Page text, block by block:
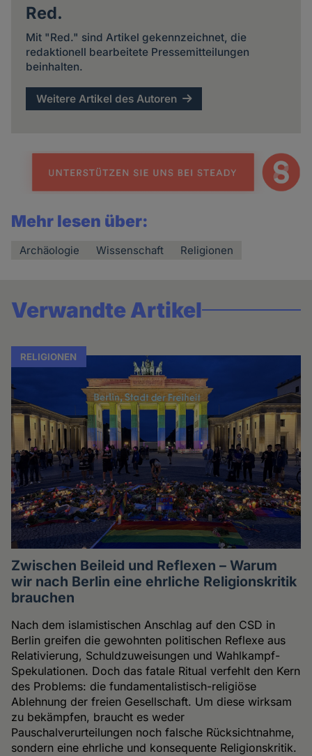
Red.
Mit "Red." sind Artikel gekennzeichnet, die
redaktionell bearbeitete Pressemitteilungen
beinhalten.
Weitere Artikel des Autoren
Mehr lesen über:
Archäologie Wissenschaft Religionen
Verwandte Artikel
RELIGIONEN
Zwischen Beileid und Reflexen – Warum
wir nach Berlin eine ehrliche Religionskritik
brauchen
Nach dem islamistischen Anschlag auf den CSD in
Berlin greifen die gewohnten politischen Reflexe aus
Relativierung, Schuldzuweisungen und Wahlkampf-
Spekulationen. Doch das fatale Ritual verfehlt den Kern
des Problems: die fundamentalistisch-religiöse
Ablehnung der freien Gesellschaft. Um diese wirksam
zu bekämpfen, braucht es weder
Pauschalverurteilungen noch falsche Rücksichtnahme,
sondern eine ehrliche und konsequente Religionskritik.